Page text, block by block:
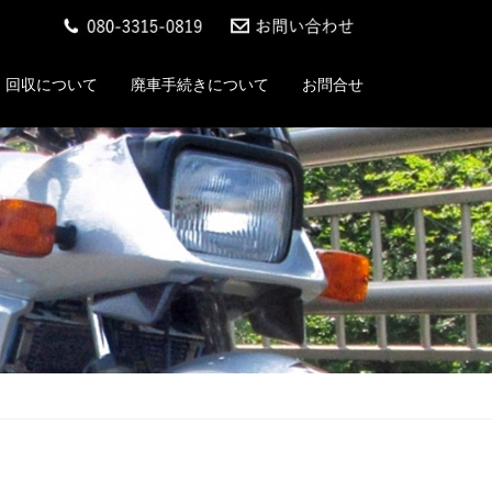
回収について 廃車手続きについて お問合せ